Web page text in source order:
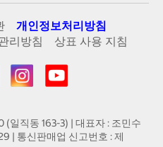
개인정보처리방침
리방침
상표 사용 지침
일직동 163-3) | 대표자 : 조민수
| 통신판매업 신고번호 : 제